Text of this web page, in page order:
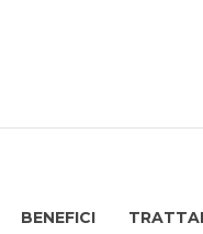
BENEFICI